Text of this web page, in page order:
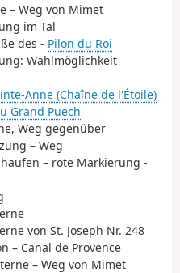
– Weg von Mimet
im Tal
des - Pilon du Roi
Wahlmöglichkeit
Anne (Chaîne de l'Étoile)
Grand Puech
Weg gegenüber
– Weg
– rote Markierung -
von St. Joseph Nr. 248
– Canal de Provence
– Weg von Mimet